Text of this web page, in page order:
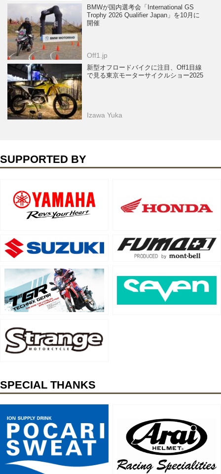
BMWが国内選考会「International GS
Trophy 2026 Qualifier Japan」を10月に
開催
Off1.jp
新型オフロードバイクに注目、Off1目線
で見る東京モーターサイクルショー2025
Izawa Yuka
SUPPORTED BY
SPECIAL THANKS